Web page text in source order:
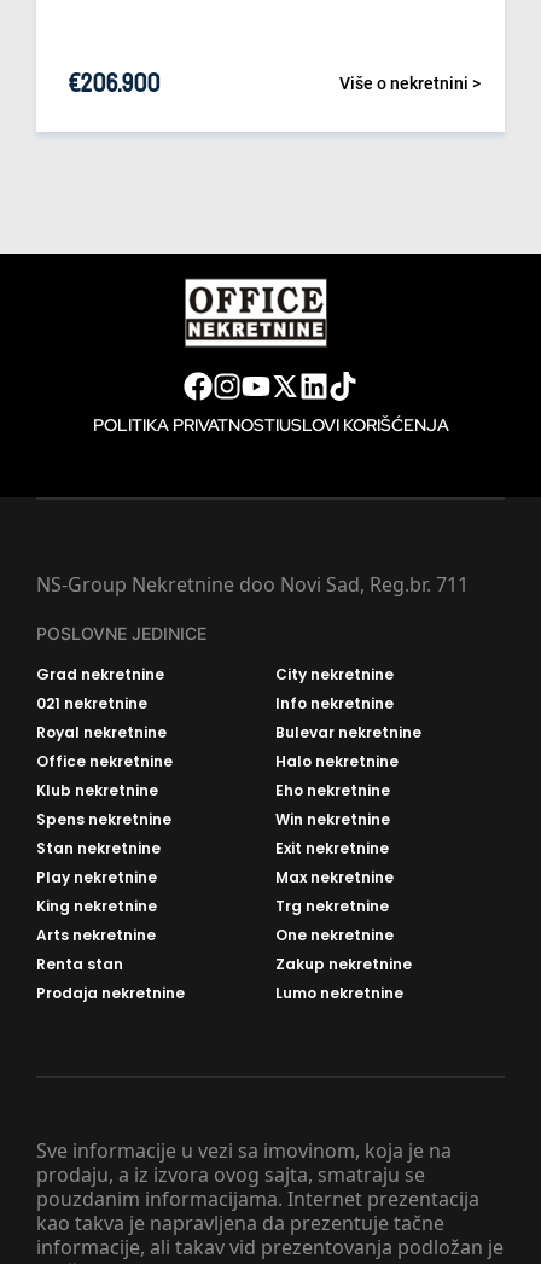
Više o nekretnini >
€206.900
POLITIKA PRIVATNOSTIUSLOVI KORIŠĆENJA
Sve informacije u vezi sa imovinom, koja je na
prodaju, a iz izvora ovog sajta, smatraju se
pouzdanim informacijama. Internet prezentacija
kao takva je napravljena da prezentuje tačne
informacije, ali takav vid prezentovanja podložan je
NS-Group Nekretnine doo Novi Sad, Reg.br. 711
POSLOVNE JEDINICE
Grad nekretnine
City nekretnine
021 nekretnine
Info nekretnine
Royal nekretnine
Bulevar nekretnine
Office nekretnine
Halo nekretnine
Klub nekretnine
Eho nekretnine
Spens nekretnine
Win nekretnine
Stan nekretnine
Exit nekretnine
Play nekretnine
Max nekretnine
King nekretnine
Trg nekretnine
Arts nekretnine
One nekretnine
Renta stan
Zakup nekretnine
Prodaja nekretnine
Lumo nekretnine